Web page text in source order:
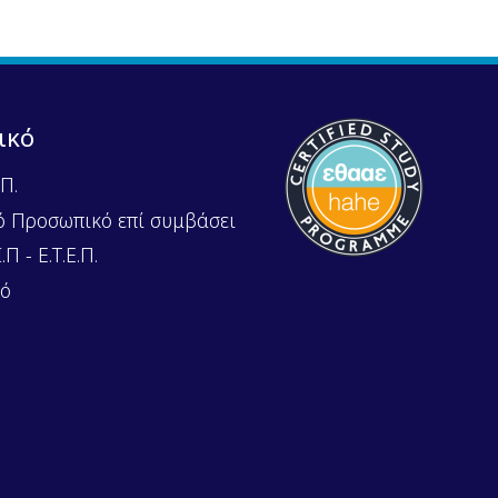
Προσωπικό επί συμβάσει
- Ε.Τ.Ε.Π.